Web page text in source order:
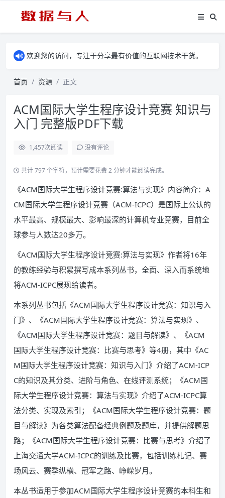
欢迎您的访问，专注于分享最有价值的互联网技术干货。
首页 资源 正文
ACM国际大学生程序设计竞赛 知识与
入门 完整版PDF下载
1,457次阅读 没有评论
共计 797 个字符，预计需要花费 2 分钟才能阅读完成。
《ACM国际大学生程序设计竞赛:算法与实现》内容简介：A
CM国际大学生程序设计竞赛（ACM-ICPC）是国际上公认的
水平最高、规模最大、影响最深的计算机专业竞赛，目前全
球参与人数达20多万。
《ACM国际大学生程序设计竞赛:算法与实现》作者将16年
的教练经验与积累撰写成本系列丛书，全面、深入而系统地
将ACM-ICPC展现给读者。
本系列丛书包括《ACM国际大学生程序设计竞赛：知识与入
门》、《ACM国际大学生程序设计竞赛：算法与实现》、
《ACM国际大学生程序设计竞赛：题目与解读》、《ACM
国际大学生程序设计竞赛：比赛与思考》等4册，其中《AC
M国际大学生程序设计竞赛：知识与入门》介绍了ACM-ICP
C的知识及其分类、进阶与角色、在线评测系统；《ACM国
际大学生程序设计竞赛：算法与实现》介绍了ACM-ICPC算
法分类、实现及索引；《ACM国际大学生程序设计竞赛：题
目与解读》为各类算法配备经典例题及题库，并提供解题思
路；《ACM国际大学生程序设计竞赛：比赛与思考》介绍了
上海交通大学ACM-ICPC的训练及比赛，包括训练札记、赛
场风云、赛季纵横、冠军之路、峥嵘岁月。
本丛书适用于参加ACM国际大学生程序设计竞赛的本科生和